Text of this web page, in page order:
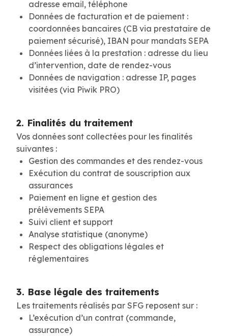
adresse email, téléphone
Données de facturation et de paiement :
coordonnées bancaires (CB via prestataire de
paiement sécurisé), IBAN pour mandats SEPA
Données liées à la prestation : adresse du lieu
d’intervention, date de rendez-vous
Données de navigation : adresse IP, pages
visitées (via Piwik PRO)
2. Finalités du traitement
Vos données sont collectées pour les finalités
suivantes :
Gestion des commandes et des rendez-vous
Exécution du contrat de souscription aux
assurances
Paiement en ligne et gestion des
prélèvements SEPA
Suivi client et support
Analyse statistique (anonyme)
Respect des obligations légales et
réglementaires
3. Base légale des traitements
Les traitements réalisés par SFG reposent sur :
L’exécution d’un contrat (commande,
assurance)